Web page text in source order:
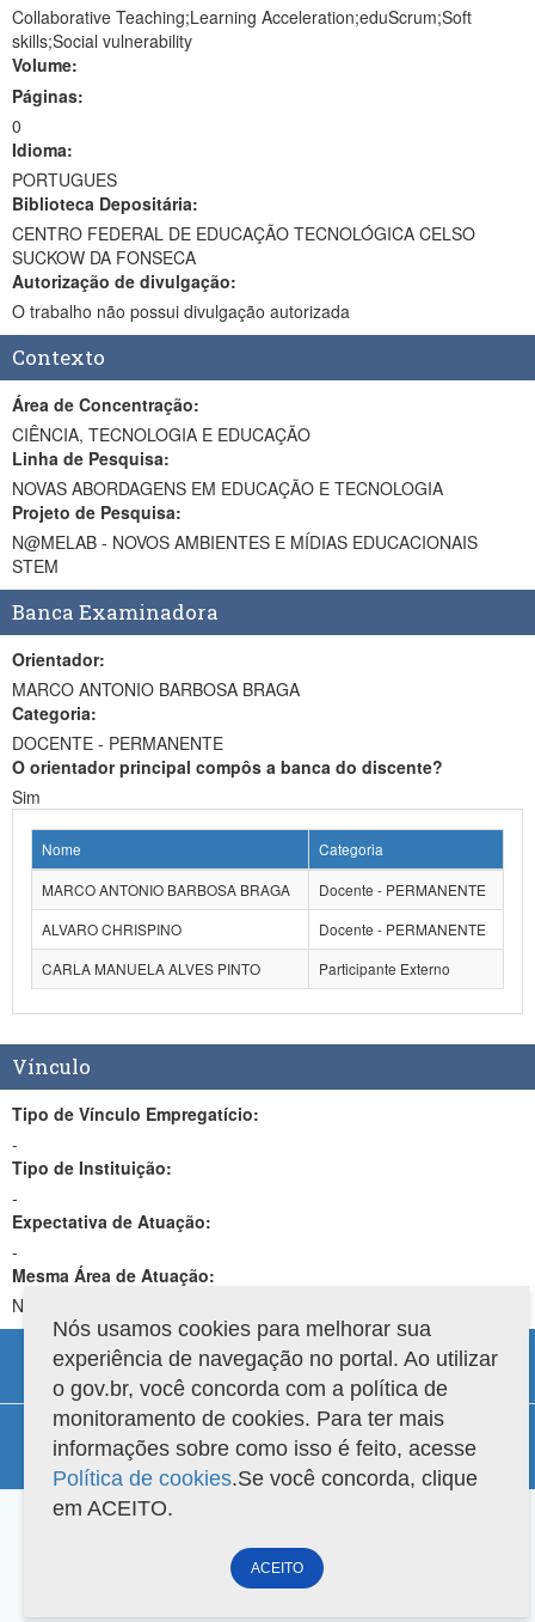
Collaborative Teaching;Learning Acceleration;eduScrum;Soft
skills;Social vulnerability
Volume:
Páginas:
0
Idioma:
PORTUGUES
Biblioteca Depositária:
CENTRO FEDERAL DE EDUCAÇÃO TECNOLÓGICA CELSO
SUCKOW DA FONSECA
Autorização de divulgação:
O trabalho não possui divulgação autorizada
Contexto
Área de Concentração:
CIÊNCIA, TECNOLOGIA E EDUCAÇÃO
Linha de Pesquisa:
NOVAS ABORDAGENS EM EDUCAÇÃO E TECNOLOGIA
Projeto de Pesquisa:
N@MELAB - NOVOS AMBIENTES E MÍDIAS EDUCACIONAIS
STEM
Banca Examinadora
Orientador:
MARCO ANTONIO BARBOSA BRAGA
Categoria:
DOCENTE - PERMANENTE
O orientador principal compôs a banca do discente?
Sim
Nome
Categoria
MARCO ANTONIO BARBOSA BRAGA
Docente - PERMANENTE
ALVARO CHRISPINO
Docente - PERMANENTE
CARLA MANUELA ALVES PINTO
Participante Externo
Vínculo
Tipo de Vínculo Empregatício:
-
Tipo de Instituição:
-
Expectativa de Atuação:
-
Mesma Área de Atuação:
Não
Compatibilidade
Versão do sistema: 3.88.9 Copyright 2022 Capes. Todos os direitos reservados.
Nós usamos cookies para melhorar sua
experiência de navegação no portal. Ao utilizar
o gov.br, você concorda com a política de
monitoramento de cookies. Para ter mais
informações sobre como isso é feito, acesse
Política de cookies.Se você concorda, clique
em ACEITO.
ACEITO